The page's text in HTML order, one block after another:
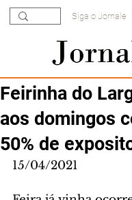
Siga o Jornale
Feirinha do
aos domingos
50% de
15/04/2021